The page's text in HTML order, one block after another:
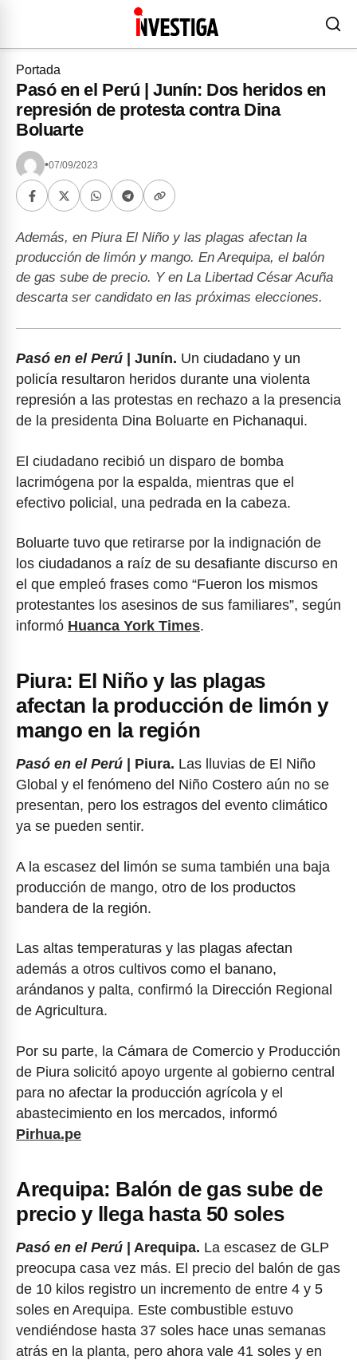
Portada
Pasó en el Perú | Junín: Dos heridos en
represión de protesta contra Dina
Boluarte
•07/09/2023
Además, en Piura El Niño y las plagas afectan la
producción de limón y mango. En Arequipa, el balón
de gas sube de precio. Y en La Libertad César Acuña
descarta ser candidato en las próximas elecciones.
Pasó en el Perú | Junín. Un ciudadano y un
policía resultaron heridos durante una violenta
represión a las protestas en rechazo a la presencia
de la presidenta Dina Boluarte en Pichanaqui.
El ciudadano recibió un disparo de bomba
lacrimógena por la espalda, mientras que el
efectivo policial, una pedrada en la cabeza.
Boluarte tuvo que retirarse por la indignación de
los ciudadanos a raíz de su desafiante discurso en
el que empleó frases como “Fueron los mismos
protestantes los asesinos de sus familiares”, según
informó Huanca York Times.
Piura: El Niño y las plagas
afectan la producción de limón y
mango en la región
Pasó en el Perú | Piura. Las lluvias de El Niño
Global y el fenómeno del Niño Costero aún no se
presentan, pero los estragos del evento climático
ya se pueden sentir.
A la escasez del limón se suma también una baja
producción de mango, otro de los productos
bandera de la región.
Las altas temperaturas y las plagas afectan
además a otros cultivos como el banano,
arándanos y palta, confirmó la Dirección Regional
de Agricultura.
Por su parte, la Cámara de Comercio y Producción
de Piura solicitó apoyo urgente al gobierno central
para no afectar la producción agrícola y el
abastecimiento en los mercados, informó
Pirhua.pe
Arequipa: Balón de gas sube de
precio y llega hasta 50 soles
Pasó en el Perú | Arequipa. La escasez de GLP
preocupa casa vez más. El precio del balón de gas
de 10 kilos registro un incremento de entre 4 y 5
soles en Arequipa. Este combustible estuvo
vendiéndose hasta 37 soles hace unas semanas
atrás en la planta, pero ahora vale 41 soles y en